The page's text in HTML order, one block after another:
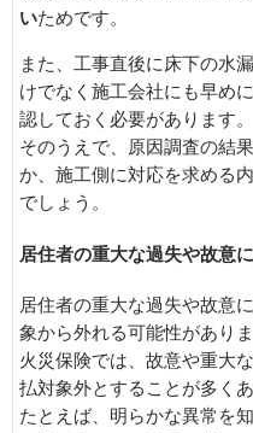
いためです。
また、工事直後に床下の水
けでなく施工会社にも早め
認しておく必要があります。
そのうえで、原因調査の結
か、施工側に対応を求める
でしょう。
居住者の重大な過失や故意
居住者の重大な過失や故意
象から外れる可能性がありま
火災保険では、故意や重大
払対象外とすることが多くあ
たとえば、明らかな異常を